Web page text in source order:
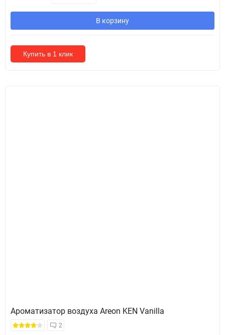
В корзину
Купить в 1 клик
Ароматизатор воздуха Areon KEN Vanilla
2